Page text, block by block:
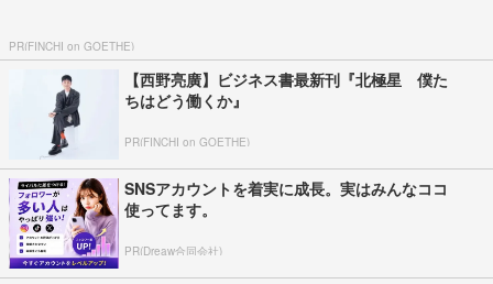
PR(FINCHI on GOETHE)
【西野亮廣】ビジネス書最新刊『北極星 僕た
ちはどう働くか』
PR(FINCHI on GOETHE)
SNSアカウントを着実に成長。実はみんなココ
使ってます。
PR(Dreaw合同会社)